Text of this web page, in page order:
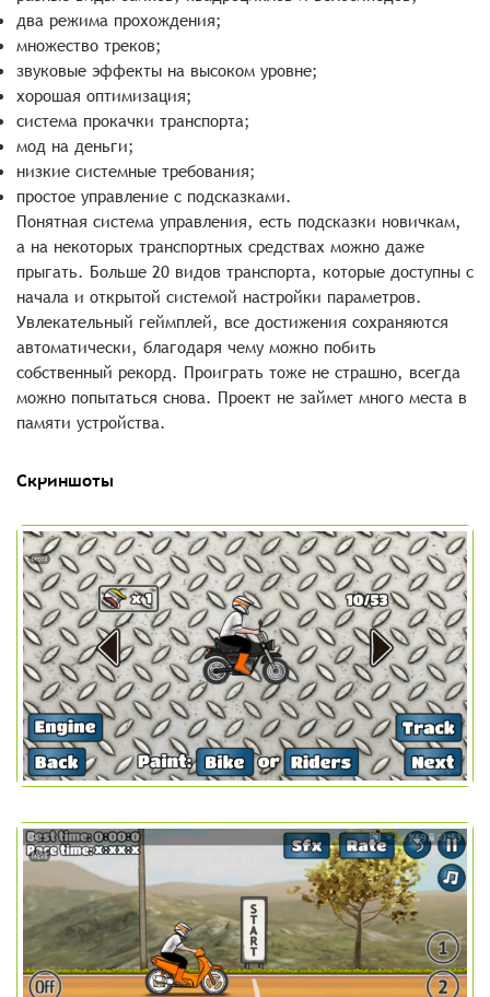
два режима прохождения;
множество треков;
звуковые эффекты на высоком уровне;
хорошая оптимизация;
система прокачки транспорта;
мод на деньги;
низкие системные требования;
простое управление с подсказками.
Понятная система управления, есть подсказки новичкам,
а на некоторых транспортных средствах можно даже
прыгать. Больше 20 видов транспорта, которые доступны с
начала и открытой системой настройки параметров.
Увлекательный геймплей, все достижения сохраняются
автоматически, благодаря чему можно побить
собственный рекорд. Проиграть тоже не страшно, всегда
можно попытаться снова. Проект не займет много места в
памяти устройства.
Скриншоты